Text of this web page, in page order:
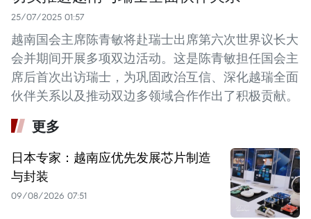
25/07/2025 01:57
越南国会主席陈青敏将赴瑞士出席第六次世界议长大
会并期间开展多项双边活动。这是陈青敏担任国会主
席后首次出访瑞士，为巩固政治互信、深化越瑞全面
伙伴关系以及推动双边多领域合作作出了积极贡献。
更多
日本专家：越南应优先发展芯片制造
与封装
09/08/2026 07:51